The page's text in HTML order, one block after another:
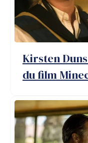
Kirsten
du film